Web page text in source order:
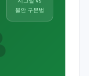
불안 구분법